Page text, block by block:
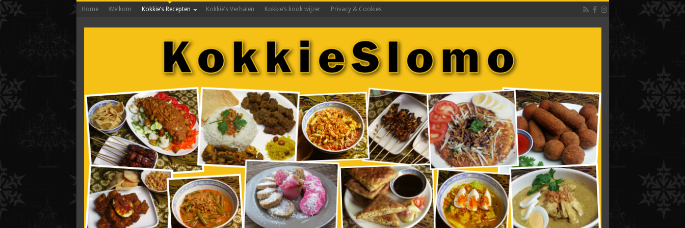
Home Welkom Kokkie’s Recepten Kokkie’s Verhalen Kokkie’s kook wijzer Privacy & Cookies